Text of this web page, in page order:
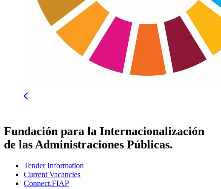
Fundación para la Internacionalización
de las Administraciones Públicas.
Tender Information
Current Vacancies
Connect.FIAP